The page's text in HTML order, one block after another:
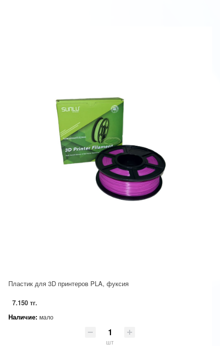
Пластик для 3D принтеров PLA, фуксия
7.150 тг.
Наличие: мало
шт